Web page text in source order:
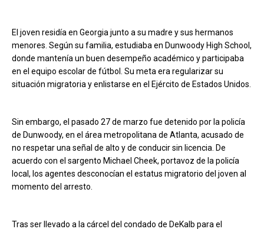
El joven residía en Georgia junto a su madre y sus hermanos
menores. Según su familia, estudiaba en Dunwoody High School,
donde mantenía un buen desempeño académico y participaba
en el equipo escolar de fútbol. Su meta era regularizar su
situación migratoria y enlistarse en el Ejército de Estados Unidos.
Sin embargo, el pasado 27 de marzo fue detenido por la policía
de Dunwoody, en el área metropolitana de Atlanta, acusado de
no respetar una señal de alto y de conducir sin licencia. De
acuerdo con el sargento Michael Cheek, portavoz de la policía
local, los agentes desconocían el estatus migratorio del joven al
momento del arresto.
Tras ser llevado a la cárcel del condado de DeKalb para el